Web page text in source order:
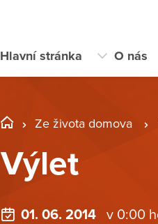
Hlavní stránka O nás
Ze života domova
Výlet
01. 06. 2014 v 0:00